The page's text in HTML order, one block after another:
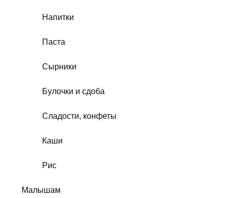
Напитки
Паста
Сырники
Булочки и сдоба
Сладости, конфеты
Каши
Рис
Малышам